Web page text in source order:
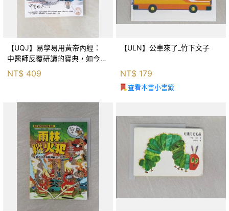
【UQJ】易學易用黃帝內經：
中醫師反覆研讀的寶典，如今一
般人也能實踐。12條經絡、365
個穴位白話詳解，經之所過，病
NT$ 409
【ULN】公車來了_竹下文子
NT$ 179
查看本書小書籤